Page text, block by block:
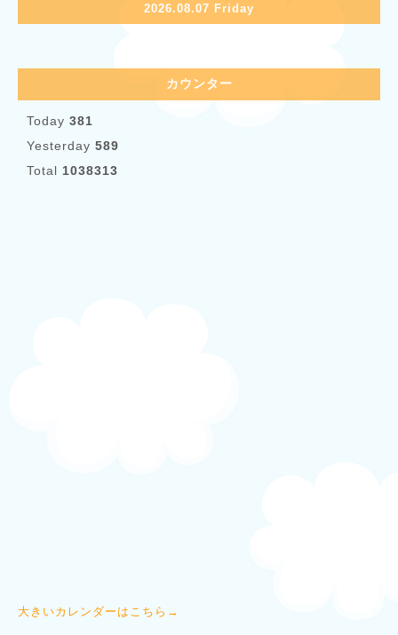
2026.08.07 Friday
カウンター
Today 381
Yesterday 589
Total 1038313
大きいカレンダーはこちら→